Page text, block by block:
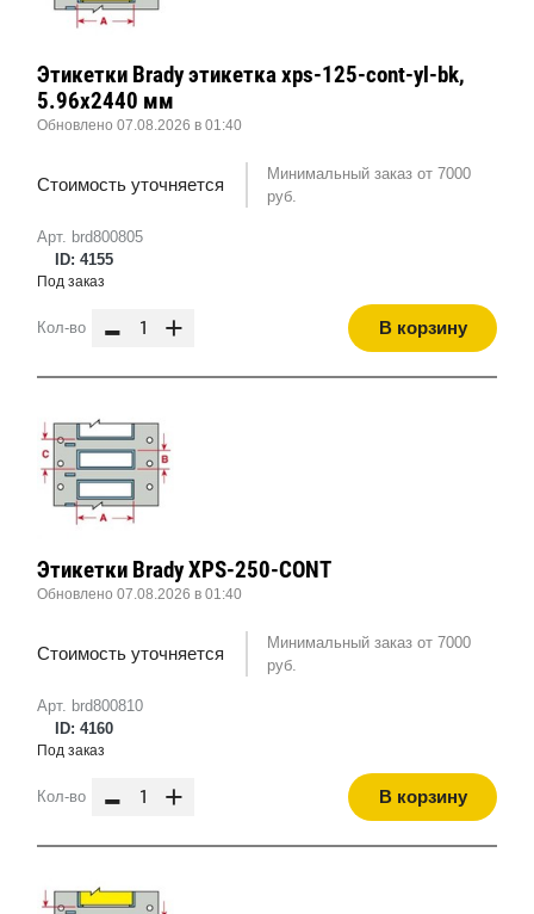
Арт. brd800805
ID: 4155
Этикетки Brady этикетка xps-125-cont-yl-bk,
5.96x2440 мм
Обновлено 07.08.2026 в 01:40
Стоимость уточняется
Минимальный заказ от 7000
руб.
Под заказ
Кол-во - + В корзину
Арт. brd800810
ID: 4160
Этикетки Brady XPS-250-CONT
Обновлено 07.08.2026 в 01:40
Стоимость уточняется
Минимальный заказ от 7000
руб.
Под заказ
Кол-во - + В корзину